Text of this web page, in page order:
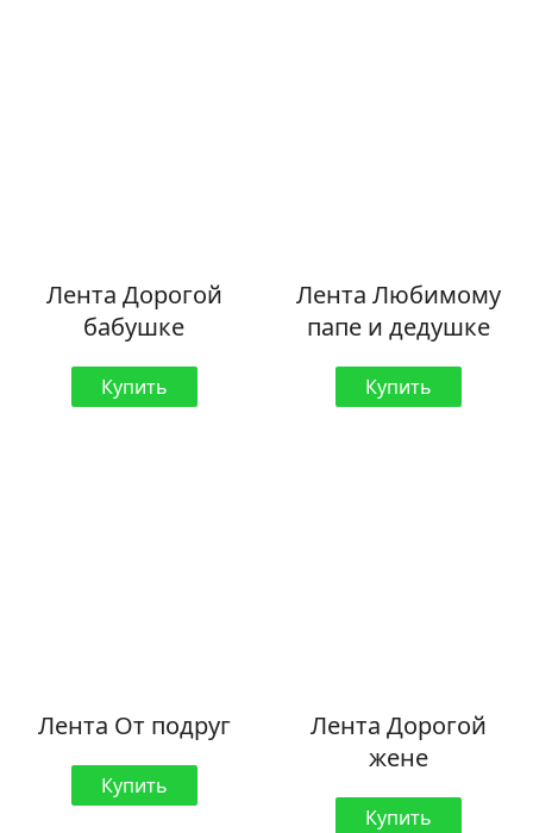
Лента Дорогой
бабушке
Купить
Лента Любимому
папе и дедушке
Купить
Лента От подруг
Купить
Лента Дорогой
жене
Купить